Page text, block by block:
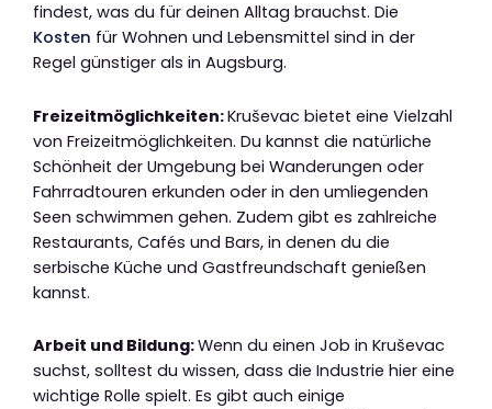
findest, was du für deinen Alltag brauchst. Die
Kosten für Wohnen und Lebensmittel sind in der
Regel günstiger als in Augsburg.
Freizeitmöglichkeiten:Kruševac bietet eine Vielzahl
von Freizeitmöglichkeiten. Du kannst die natürliche
Schönheit der Umgebung bei Wanderungen oder
Fahrradtouren erkunden oder in den umliegenden
Seen schwimmen gehen. Zudem gibt es zahlreiche
Restaurants, Cafés und Bars, in denen du die
serbische Küche und Gastfreundschaft genießen
kannst.
Arbeit und Bildung:Wenn du einen Job in Kruševac
suchst, solltest du wissen, dass die Industrie hier eine
wichtige Rolle spielt. Es gibt auch einige